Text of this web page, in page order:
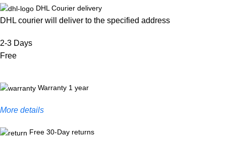
DHL Courier delivery
DHL courier will deliver to the specified address
2-3 Days
Free
Warranty 1 year
More details
Free 30-Day returns